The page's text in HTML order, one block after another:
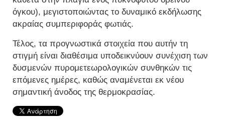
όγκου), μεγιστοποιώντας το δυναμικό εκδήλωσης
ακραίας συμπεριφοράς φωτιάς.
Τέλος, τα προγνωστικά στοιχεία που αυτήν τη
στιγμή είναι διαθέσιμα υποδεικνύουν συνέχιση των
δυσμενών πυρομετεωρολογικών συνθηκών τις
επόμενες ημέρες, καθώς αναμένεται εκ νέου
σημαντική άνοδος της θερμοκρασίας.